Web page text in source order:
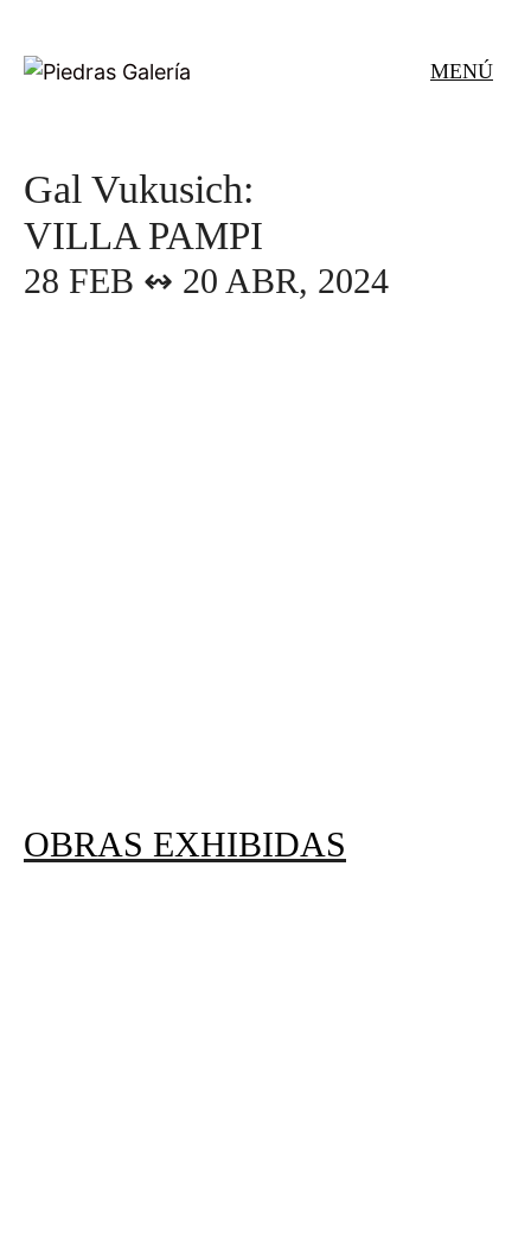
contenido
MENÚ
Gal Vukusich:
VILLA PAMPI
28 FEB ↭ 20 ABR, 2024
OBRAS EXHIBIDAS